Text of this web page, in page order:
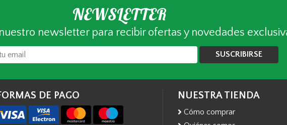
NEWSLETTER
newsletter para recibir ofertas y novedades
SUSCRIBIRSE
DE PAGO NUESTRA TIENDA
Cómo comprar